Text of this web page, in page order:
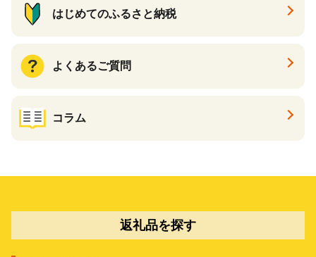
はじめてのふるさと納税
よくあるご質問
コラム
返礼品を探す